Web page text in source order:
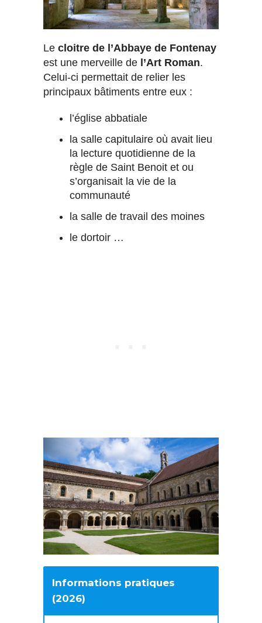
Le cloitre de l’Abbaye de Fontenay
est une merveille de l’Art Roman.
Celui-ci permettait de relier les
principaux bâtiments entre eux :
l’église abbatiale
la salle capitulaire où avait lieu
la lecture quotidienne de la
règle de Saint Benoit et ou
s’organisait la vie de la
communauté
la salle de travail des moines
le dortoir …
Informations pratiques
(2026)